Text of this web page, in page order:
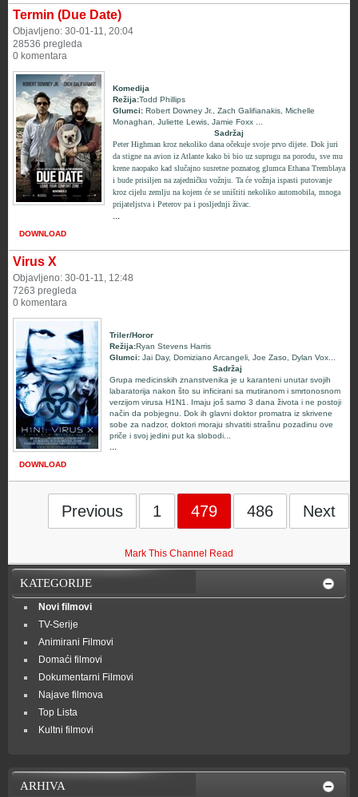
Termin (Due Date)
Objavljeno: 30-01-11, 20:04
28536 pregleda
0 komentara
Komedija
Režija:Todd Phillips
Glumci: Robert Downey Jr. Zach Galifianakis Michelle
Monaghan
Juliette Lewis Jamie Foxx
Sadržaj
Peter Highman kroz nekoliko dana očekuje svoje prvo dijete. Dok juri
da stigne na avion iz Atlante kako bi bio uz suprugu na porodu, sve mu
krene naopako kad slučajno susretne poznatog glumca Ethana Tremblaya
i bude prisiljen na zajedničku vožnju. Ta će vožnja ispasti putovanje
kroz cijelu zemlju na kojem će se uništiti nekoliko automobila, mnoga
prijateljstva i Peterov pa i posljednji živac.
...
DOWNLOAD
Virus X
Objavljeno: 30-01-11, 12:48
7263 pregleda
0 komentara
Triler/Horor
Režija:Ryan Stevens Harris
Glumci: Jai Day, Domiziano Arcangeli Joe Zaso Dylan Vox
Sadržaj
Grupa medicinskih znanstvenika je u karanteni unutar svojih
labaratorija nakon što su inficirani sa mutiranom i smrtonosnom
verzijom virusa H1N1. Imaju još samo 3 dana života i ne postoji
način da pobjegnu. Dok ih glavni doktor promatra iz skrivene
sobe za nadzor, doktori moraju shvatiti strašnu pozadinu ove
priče i svoj jedini put ka slobodi...
...
DOWNLOAD
Previous 1 479 486 Next
Mark This Channel Read
KATEGORIJE
Novi filmovi
TV-Serije
Animirani Filmovi
Domaći filmovi
Dokumentarni Filmovi
Najave filmova
Top Lista
Kultni filmovi
ARHIVA